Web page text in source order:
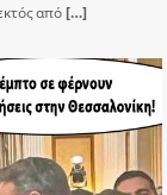
από[…]